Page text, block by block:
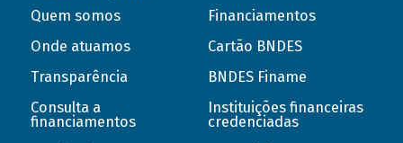
Quem somos
Onde atuamos
Transparência
Consulta a
financiamentos
Financiamentos
Cartão BNDES
BNDES Finame
Instituições financeiras
credenciadas